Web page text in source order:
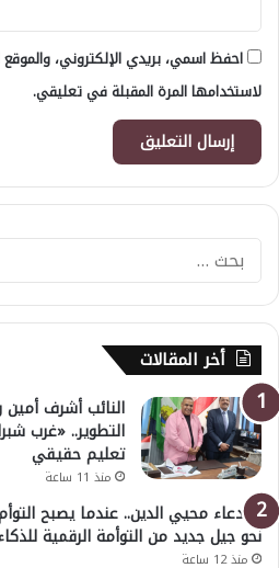
احفظ اسمي، بريدي الإلكتروني،
لاستخدامها المرة المقبلة في تعليقي.
أخر المقالات
النائب أشرف
التطوير.. «غرب
تعليم حقيقي
منذ 11 ساعة
د. دعاء محيي الدين.. عندما يصبح
نحو جيل جديد من التوأمة الرقمية
منذ 12 ساعة